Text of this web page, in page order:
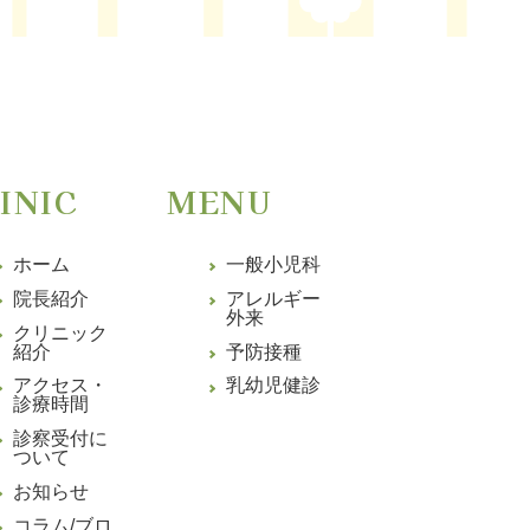
ホーム
院長紹介
クリニック
紹介
アクセス・
診療時間
診察受付に
ついて
お知らせ
コラム/ブロ
MENU
一般小児科
アレルギー
外来
予防接種
乳幼児健診